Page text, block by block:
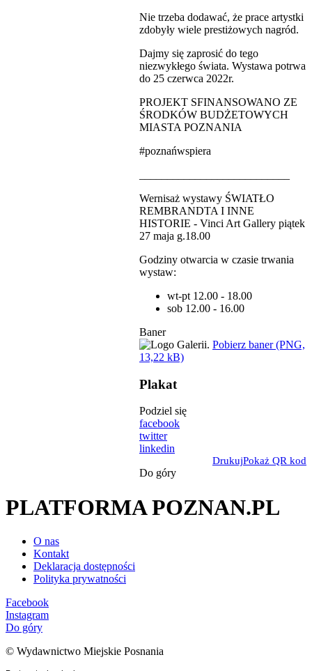
Nie trzeba dodawać, że prace artystki
zdobyły wiele prestiżowych nagród.
Dajmy się zaprosić do tego
niezwykłego świata. Wystawa potrwa
do 25 czerwca 2022r.
PROJEKT SFINANSOWANO ZE
ŚRODKÓW BUDŻETOWYCH
MIASTA POZNANIA
#poznańwspiera
Wernisaż wystawy ŚWIATŁO
REMBRANDTA I INNE
HISTORIE - Vinci Art Gallery piątek
27 maja g.18.00
Godziny otwarcia w czasie trwania
wystaw:
wt-pt 12.00 - 18.00
sob 12.00 - 16.00
Baner
Pobierz baner (PNG,
13,22 kB)
Plakat
Podziel się
facebook
twitter
linkedin
DrukujPokaż QR kod
Do góry
PLATFORMA POZNAN.PL
O nas
Kontakt
Deklaracja dostępności
Polityka prywatności
Facebook
Instagram
Do góry
© Wydawnictwo Miejskie Posnania